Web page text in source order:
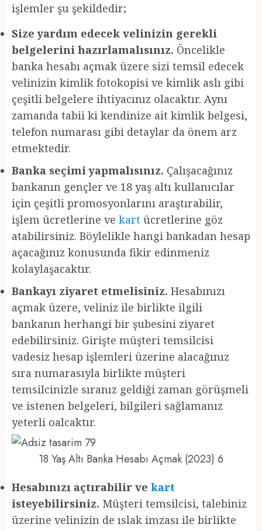
işlemler şu şekildedir;
Size yardım edecek velinizin gerekli
belgelerini hazırlamalısınız. Öncelikle
banka hesabı açmak üzere sizi temsil edecek
velinizin kimlik fotokopisi ve kimlik aslı gibi
çeşitli belgelere ihtiyacınız olacaktır. Aynı
zamanda tabii ki kendinize ait kimlik belgesi,
telefon numarası gibi detaylar da önem arz
etmektedir.
Banka seçimi yapmalısınız. Çalışacağınız
bankanın gençler ve 18 yaş altı kullanıcılar
için çeşitli promosyonlarını araştırabilir,
işlem ücretlerine ve kart ücretlerine göz
atabilirsiniz. Böylelikle hangi bankadan hesap
açacağınız konusunda fikir edinmeniz
kolaylaşacaktır.
Bankayı ziyaret etmelisiniz. Hesabınızı
açmak üzere, veliniz ile birlikte ilgili
bankanın herhangi bir şubesini ziyaret
edebilirsiniz. Girişte müşteri temsilcisi
vadesiz hesap işlemleri üzerine alacağınız
sıra numarasıyla birlikte müşteri
temsilcinizle sıranız geldiği zaman görüşmeli
ve istenen belgeleri, bilgileri sağlamanız
yeterli oalcaktır.
18 Yaş Altı Banka Hesabı Açmak (2023) 6
Hesabınızı açtırabilir ve kart
isteyebilirsiniz. Müşteri temsilcisi, talebiniz
üzerine velinizin de ıslak imzası ile birlikte